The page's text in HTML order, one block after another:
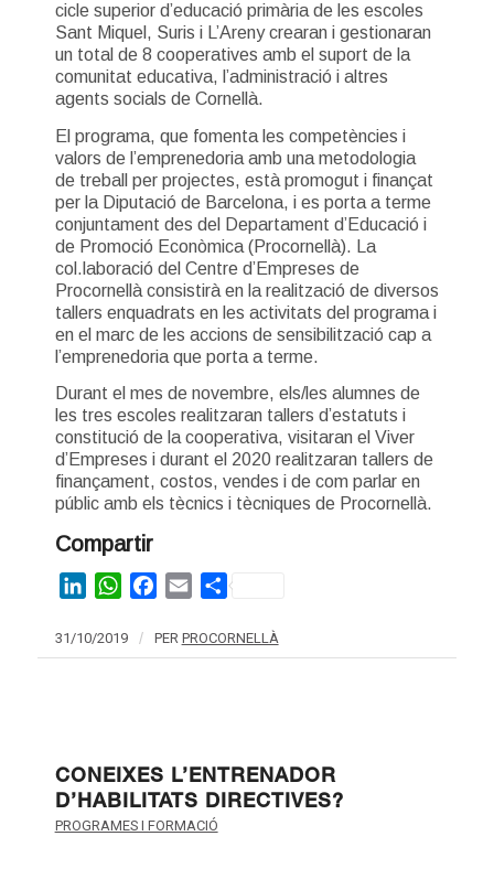
cicle superior d’educació primària de les escoles
Sant Miquel, Suris i L’Areny crearan i gestionaran
un total de 8 cooperatives amb el suport de la
comunitat educativa, l’administració i altres
agents socials de Cornellà.
El programa, que fomenta les competències i
valors de l’emprenedoria amb una metodologia
de treball per projectes, està promogut i finançat
per la Diputació de Barcelona, i es porta a terme
conjuntament des del Departament d’Educació i
de Promoció Econòmica (Procornellà). La
col.laboració del Centre d’Empreses de
Procornellà consistirà en la realització de diversos
tallers enquadrats en les activitats del programa i
en el marc de les accions de sensibilització cap a
l’emprenedoria que porta a terme.
Durant el mes de novembre, els/les alumnes de
les tres escoles realitzaran tallers d’estatuts i
constitució de la cooperativa, visitaran el Viver
d’Empreses i durant el 2020 realitzaran tallers de
finançament, costos, vendes i de com parlar en
públic amb els tècnics i tècniques de Procornellà.
Compartir
LinkedInWhatsAppFacebook
EmailShare
31/10/2019 / PER PROCORNELLÀ
CONEIXES L’ENTRENADOR
D’HABILITATS DIRECTIVES?
PROGRAMES I FORMACIÓ